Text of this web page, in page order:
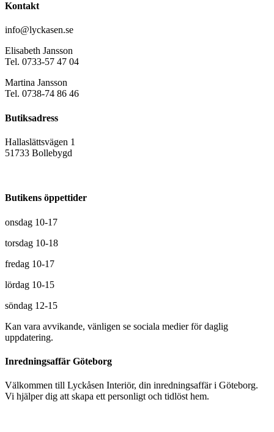
Kontakt
info@lyckasen.se
Elisabeth Jansson
Tel. 0733-57 47 04
Martina Jansson
Tel. 0738-74 86 46
Butiksadress
Hallaslättsvägen 1
51733 Bollebygd
Butikens öppettider
onsdag 10-17
torsdag 10-18
fredag 10-17
lördag 10-15
söndag 12-15
Kan vara avvikande, vänligen se sociala medier för daglig
uppdatering.
Inredningsaffär Göteborg
Välkommen till Lyckåsen Interiör, din inredningsaffär i Göteborg.
Vi hjälper dig att skapa ett personligt och tidlöst hem.